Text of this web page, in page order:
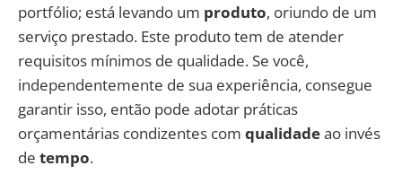
portfólio; está levando um produto, oriundo de um
serviço prestado. Este produto tem de atender
requisitos mínimos de qualidade. Se você,
independentemente de sua experiência, consegue
garantir isso, então pode adotar práticas
orçamentárias condizentes com qualidadeao invés
de tempo.